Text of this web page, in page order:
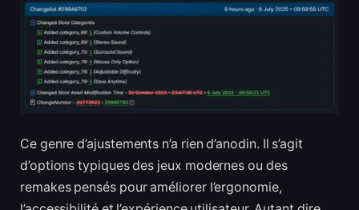
Ce genre d’ajustements n’a rien d’anodin. Il s’agit
d’options typiques des jeux modernes ou des
remakes pensés pour améliorer l’ergonomie,